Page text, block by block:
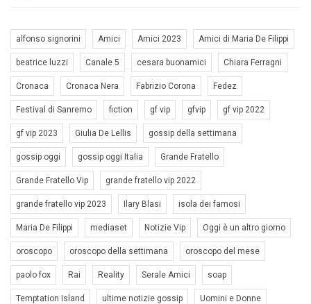
alfonso signorini Amici Amici 2023 Amici di Maria De Filippi
beatrice luzzi Canale 5 cesara buonamici Chiara Ferragni
Cronaca Cronaca Nera Fabrizio Corona Fedez
Festival di Sanremo fiction gf vip gfvip gf vip 2022
gf vip 2023 Giulia De Lellis gossip della settimana
gossip oggi gossip oggi Italia Grande Fratello
Grande Fratello Vip grande fratello vip 2022
grande fratello vip 2023 Ilary Blasi isola dei famosi
Maria De Filippi mediaset Notizie Vip Oggi è un altro giorno
oroscopo oroscopo della settimana oroscopo del mese
paolo fox Rai Reality Serale Amici soap
Temptation Island ultime notizie gossip Uomini e Donne